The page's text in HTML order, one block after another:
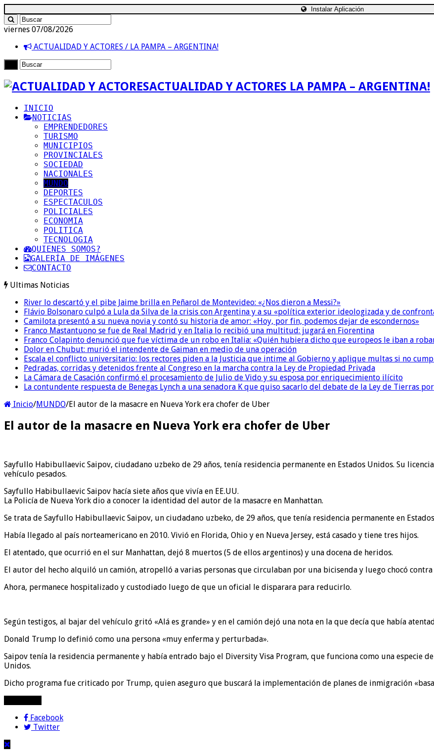
Instalar Aplicación
viernes 07/08/2026
ACTUALIDAD Y ACTORES / LA PAMPA – ARGENTINA!
ACTUALIDAD Y ACTORES LA PAMPA – ARGENTINA!
INICIO
NOTICIAS
EMPRENDEDORES
TURISMO
MUNICIPIOS
PROVINCIALES
SOCIEDAD
NACIONALES
MUNDO
DEPORTES
ESPECTACULOS
POLICIALES
ECONOMIA
POLITICA
TECNOLOGIA
QUIENES SOMOS?
GALERÍA DE IMÁGENES
CONTACTO
Ultimas Noticias
River lo descartó y el pibe Jaime brilla en Peñarol de Montevideo: «¿Nos dieron a Messi?»
Flávio Bolsonaro culpó a Lula da Silva de la crisis con Argentina y a su «política exterior ideologizada y de
Camilota presentó a su nueva novia y contó su historia de amor: «Hoy, por fin, podemos dejar de escondernos»
Franco Mastantuono se fue de Real Madrid y en Italia lo recibió una multitud: jugará en Fiorentina
Franco Colapinto denunció que fue víctima de un robo en Italia: «Quién hubiera dicho que europeos le iban a
Dolor en Chubut: murió el intendente de Gaiman en medio de una operación
Escala el conflicto universitario: los rectores piden a la Justicia que intime al Gobierno y aplique multas si no
Pedradas, corridas y detenidos frente al Congreso en la marcha contra la Ley de Propiedad Privada
La Cámara de Casación confirmó el procesamiento de Julio de Vido y su esposa por enriquecimiento ilícito
La contundente respuesta de Benegas Lynch a una senadora K que quiso sacarlo del debate de la Ley de Tierras
Inicio/MUNDO/El autor de la masacre en Nueva York era chofer de Uber
El autor de la masacre en Nueva York era chofer de Uber
Sayfullo Habibullaevic Saipov, ciudadano uzbeko de 29 años, tenía residencia permanente en Estados Unidos. Su
vehículo pesados.
Sayfullo Habibullaevic Saipov hacía siete años que vivía en EE.UU.
La Policía de Nueva York dio a conocer la identidad del autor de la masacre en Manhattan.
Se trata de Sayfullo Habibullaevic Saipov, un ciudadano uzbeko, de 29 años, que tenía residencia permanente en
Había llegado al país norteamericano en 2010. Vivió en Florida, Ohio y en Nueva Jersey, está casado y tiene tres hijos.
El atentado, que ocurrió en el sur Manhattan, dejó 8 muertos (5 de ellos argentinos) y una docena de heridos.
El autor del hecho alquiló un camión, atropelló a varias personas que circulaban por una bicisenda y luego chocó
Ahora, permanece hospitalizado y custodiado luego de que un oficial le disparara para reducirlo.
Según testigos, al bajar del vehículo gritó «Alá es grande» y en el camión dejó una nota en la que decía que había
Donald Trump lo definió como una persona «muy enferma y perturbada».
Saipov tenía la residencia permanente y había entrado bajo el Diversity Visa Program, que funciona como una especie
Unidos.
Dicho programa fue criticado por Trump, quien aseguro que buscará la implementación de planes de inmigración
Facebook
Twitter